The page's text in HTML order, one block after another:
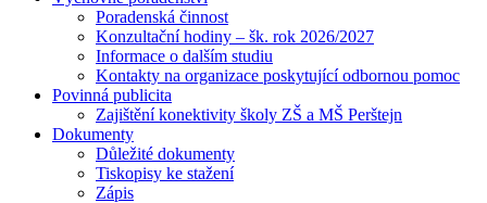
Poradenská činnost
Konzultační hodiny – šk. rok 2026/2027
Informace o dalším studiu
Kontakty na organizace poskytující odbornou pomoc
Povinná publicita
Zajištění konektivity školy ZŠ a MŠ Perštejn
Dokumenty
Důležité dokumenty
Tiskopisy ke stažení
Zápis